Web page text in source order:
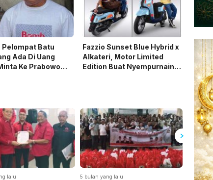
Pelompat Batu
Ada Di Uang
Ke Prabowo
Fazzio Sunset Blue Hybrid x
Alkateri, Motor Limited
Edition Buat Nyempurnain
lalu 5 bulan yang lalu 5 bulan